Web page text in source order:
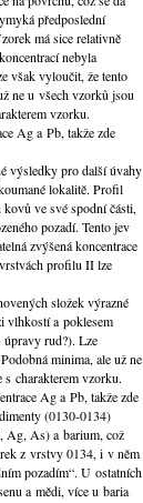
předposlední
má sice relativně
nebyla
však vyloučit, že tento
ne u všech vzorků jsou
vzorku.
Ag a Pb, takže zde
výsledky pro další úvahy
lokalitě. Profil
ve své spodní části,
pozadí. Tento jev
zvýšená koncentrace
profilu II lze
složek výrazné
vlhkostí a poklesem
úpravy rud?). Lze
minima, ale už ne
charakterem vzorku.
Ag a Pb, takže zde
(0130-0134)
Ag, As) a barium, což
z vrstvy 0134, i v něm
pozadím“. U ostatních
a mědi, více u baria